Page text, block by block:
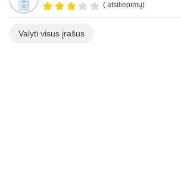
( atsiliepimų)
Valyti visus įrašus